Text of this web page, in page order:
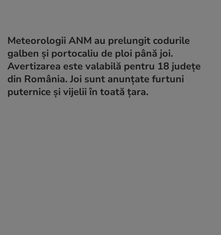
Meteorologii ANM au prelungit codurile
galben și portocaliu de ploi până joi.
Avertizarea este valabilă pentru 18 județe
din România. Joi sunt anunțate furtuni
puternice și vijelii în toată țara.